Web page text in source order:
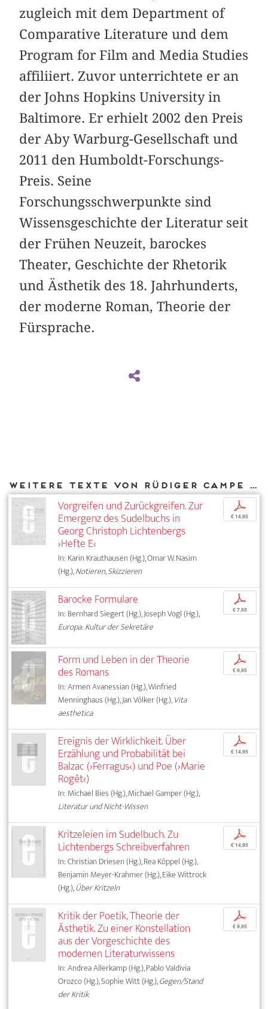
zugleich mit dem Department of
Comparative Literature und dem
Program for Film and Media Studies
affiliiert. Zuvor unterrichtete er an
der Johns Hopkins University in
Baltimore. Er erhielt 2002 den Preis
der Aby Warburg-Gesellschaft und
2011 den Humboldt-Forschungs-
Preis. Seine
Forschungsschwerpunkte sind
Wissensgeschichte der Literatur seit
der Frühen Neuzeit, barockes
Theater, Geschichte der Rhetorik
und Ästhetik des 18. Jahrhunderts,
der moderne Roman, Theorie der
Fürsprache.
Weitere Texte von Rüdiger Campe bei DIAPHANES
Vorgreifen und Zurückgreifen. Zur
Emergenz des Sudelbuchs in
Georg Christoph Lichtenbergs
›Hefte E‹
In: Karin Krauthausen (Hg.), Omar W. Nasim
(Hg.),Notieren, Skizzieren
p
€ 14,95
Barocke Formulare
In: Bernhard Siegert (Hg.), Joseph Vogl (Hg.),
Europa: Kultur der Sekretäre
p
€ 7,95
Form und Leben in der Theorie
des Romans
In: Armen Avanessian (Hg.), Winfried
Menninghaus (Hg.), Jan Völker (Hg.),Vita
aesthetica
p
€ 9,95
Ereignis der Wirklichkeit. Über
Erzählung und Probabilität bei
Balzac (›Ferragus‹) und Poe (›Marie
Rogêt‹)
In: Michael Bies (Hg.), Michael Gamper (Hg.),
Literatur und Nicht-Wissen
p
€ 14,95
Kritzeleien im Sudelbuch. Zu
Lichtenbergs Schreibverfahren
In: Christian Driesen (Hg.), Rea Köppel (Hg.),
Benjamin Meyer-Krahmer (Hg.), Eike Wittrock
(Hg.),Über Kritzeln
p
€ 14,95
Kritik der Poetik, Theorie der
Ästhetik. Zu einer Konstellation
aus der Vorgeschichte des
modernen Literaturwissens
In: Andrea Allerkamp (Hg.), Pablo Valdivia
Orozco (Hg.), Sophie Witt (Hg.),Gegen/Stand
der Kritik
p
€ 9,95